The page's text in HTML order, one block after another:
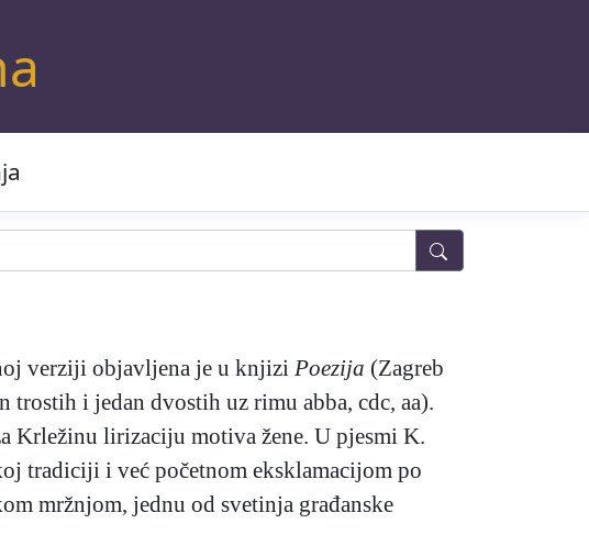
verziji objavljena je u knjizi Poezija (Zagreb
trostih i jedan dvostih uz rimu abba, cdc, aa).
Krležinu lirizaciju motiva žene. U pjesmi K.
tradiciji i već početnom eksklamacijom po
mržnjom, jednu od svetinja građanske